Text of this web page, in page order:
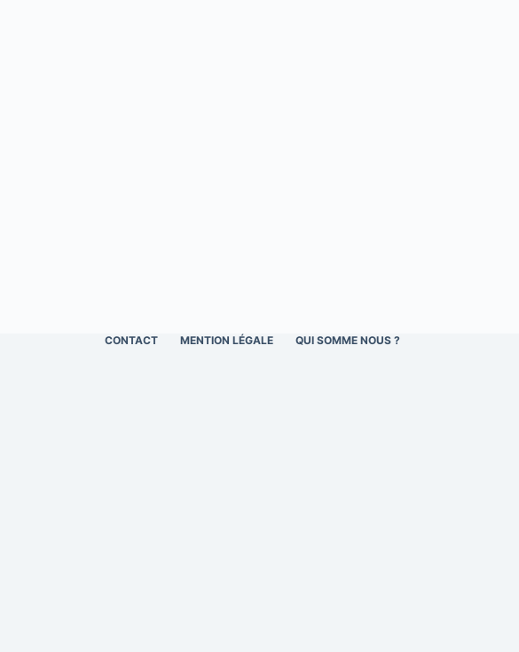
CONTACT MENTION LÉGALE QUI SOMME NOUS ?